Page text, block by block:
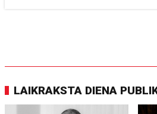
LAIKRAKSTA DIENA